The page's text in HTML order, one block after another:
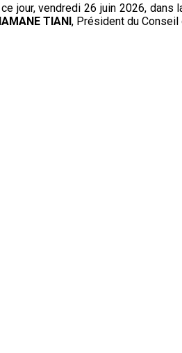
jour, vendredi 26 juin 2026,
TIANI, Président du